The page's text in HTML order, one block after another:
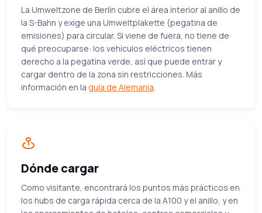
La Umweltzone de Berlín cubre el área interior al anillo de
la S-Bahn y exige una Umweltplakette (pegatina de
emisiones) para circular. Si viene de fuera, no tiene de
qué preocuparse: los vehículos eléctricos tienen
derecho a la pegatina verde, así que puede entrar y
cargar dentro de la zona sin restricciones. Más
información en la guía de Alemania.
Dónde cargar
Como visitante, encontrará los puntos más prácticos en
los hubs de carga rápida cerca de la A100 y el anillo, y en